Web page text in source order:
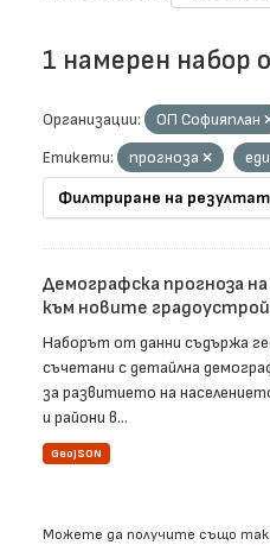
1 намерен набор
Организации: ОП Софияплан
Етикети:
прогноза
Филтриране на
Демографска прогноза
към новите
Наборът от данни съдържа
съчетани с детайлна
за развитието на
и райони в...
GeoJSON
Можете да получите също